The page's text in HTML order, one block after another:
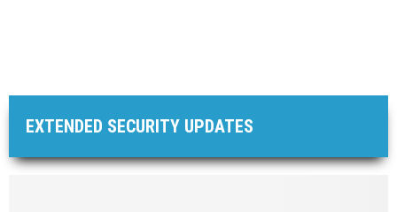
EXTENDED SECURITY UPDATES